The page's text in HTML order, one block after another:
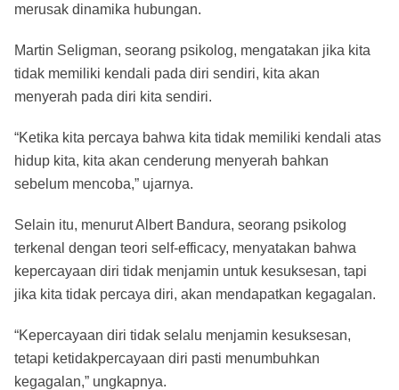
merusak dinamika hubungan.
Martin Seligman, seorang psikolog, mengatakan jika kita
tidak memiliki kendali pada diri sendiri, kita akan
menyerah pada diri kita sendiri.
“Ketika kita percaya bahwa kita tidak memiliki kendali atas
hidup kita, kita akan cenderung menyerah bahkan
sebelum mencoba,” ujarnya.
Selain itu, menurut Albert Bandura, seorang psikolog
terkenal dengan teori self-efficacy, menyatakan bahwa
kepercayaan diri tidak menjamin untuk kesuksesan, tapi
jika kita tidak percaya diri, akan mendapatkan kegagalan.
“Kepercayaan diri tidak selalu menjamin kesuksesan,
tetapi ketidakpercayaan diri pasti menumbuhkan
kegagalan,” ungkapnya.